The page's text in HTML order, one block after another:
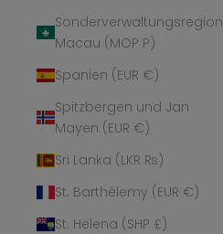
Sonderverwaltungsregion
Macau (MOP P)
Spanien (EUR €)
Spitzbergen und Jan
Mayen (EUR €)
Sri Lanka (LKR ₨)
St. Barthélemy (EUR €)
St. Helena (SHP £)